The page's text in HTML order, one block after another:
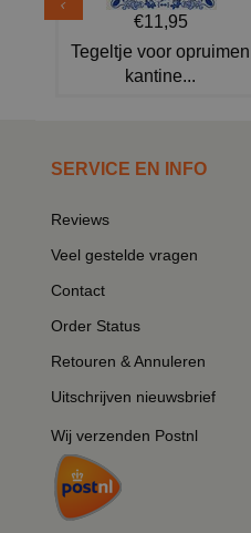
€11,95
Tegeltje voor opruimen
kantine...
SERVICE EN INFO
Reviews
Veel gestelde vragen
Contact
Order Status
Retouren & Annuleren
Uitschrijven nieuwsbrief
Wij verzenden Postnl